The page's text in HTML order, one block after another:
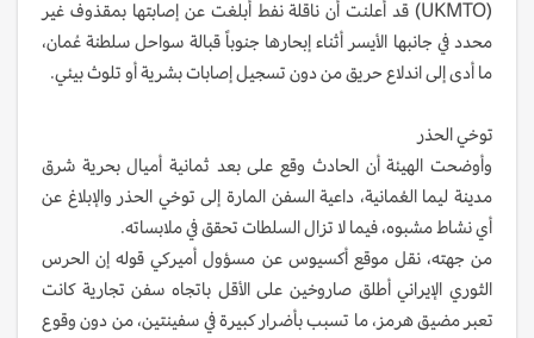
(UKMTO) قد أعلنت أن ناقلة نفط أبلغت عن إصابتها بمقذوف غير
محدد في جانبها الأيسر أثناء إبحارها جنوباً قبالة سواحل سلطنة عُمان،
ما أدى إلى اندلاع حريق من دون تسجيل إصابات بشرية أو تلوث بيئي.
توخي الحذر
وأوضحت الهيئة أن الحادث وقع على بعد ثمانية أميال بحرية شرق
مدينة ليما العُمانية، داعية السفن المارة إلى توخي الحذر والإبلاغ عن
أي نشاط مشبوه، فيما لا تزال السلطات تحقق في ملابساته.
من جهته، نقل موقع أكسيوس عن مسؤول أميركي قوله إن الحرس
الثوري الإيراني أطلق صاروخين على الأقل باتجاه سفن تجارية كانت
تعبر مضيق هرمز، ما تسبب بأضرار كبيرة في سفينتين، من دون وقوع